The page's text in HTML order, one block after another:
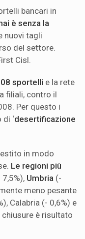
bancari in
è senza la
nuovi tagli
del settore.
Cisl.
sportelli e la rete
filiali, contro il
Per questo i
‘desertificazione
in modo
Le regioni più
7,5%), Umbria (-
meno pesante
Calabria (- 0,6%) e
è risultato